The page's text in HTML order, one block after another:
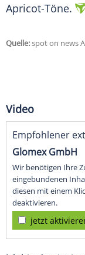
Apricot-Töne.
Quelle:spot on news
Video
Empfohlener
Glomex GmbH
Wir benötigen Ihre
eingebundenen
diesen mit einem
deaktivieren.
jetzt